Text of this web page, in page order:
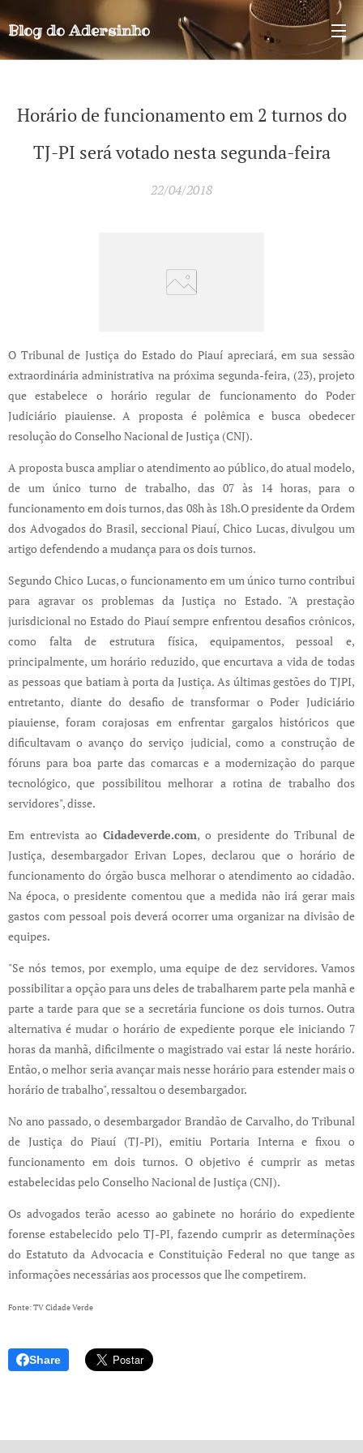
Blog doAdersinho
Horário de funcionamento em 2 turnos do
TJ-PI será votado nesta segunda-feira
22/04/2018
O Tribunal de Justiça do Estado do Piauí apreciará, em sua sessão
extraordinária administrativa na próxima segunda-feira, (23), projeto
que estabelece o horário regular de funcionamento do Poder
Judiciário piauiense. A proposta é polêmica e busca obedecer
resolução do Conselho Nacional de Justiça (CNJ).
A proposta busca ampliar o atendimento ao público, do atual modelo,
de um único turno de trabalho, das 07 às 14 horas, para o
funcionamento em dois turnos, das 08h às 18h.O presidente da Ordem
dos Advogados do Brasil, seccional Piauí, Chico Lucas, divulgou um
artigo defendendo a mudança para os dois turnos.
Segundo Chico Lucas, o funcionamento em um único turno contribui
para agravar os problemas da Justiça no Estado. "A prestação
jurisdicional no Estado do Piauí sempre enfrentou desafios crônicos,
como falta de estrutura física, equipamentos, pessoal e,
principalmente, um horário reduzido, que encurtava a vida de todas
as pessoas que batiam à porta da Justiça. As últimas gestões do TJPI,
entretanto, diante do desafio de transformar o Poder Judiciário
piauiense, foram corajosas em enfrentar gargalos históricos que
dificultavam o avanço do serviço judicial, como a construção de
fóruns para boa parte das comarcas e a modernização do parque
tecnológico, que possibilitou melhorar a rotina de trabalho dos
servidores", disse.
Em entrevista ao Cidadeverde.com, o presidente do Tribunal de
Justiça, desembargador Erivan Lopes, declarou que o horário de
funcionamento do órgão busca melhorar o atendimento ao cidadão.
Na época, o presidente comentou que a medida não irá gerar mais
gastos com pessoal pois deverá ocorrer uma organizar na divisão de
equipes.
"Se nós temos, por exemplo, uma equipe de dez servidores. Vamos
possibilitar a opção para uns deles de trabalharem parte pela manhã e
parte a tarde para que se a secretária funcione os dois turnos. Outra
alternativa é mudar o horário de expediente porque ele iniciando 7
horas da manhã, dificilmente o magistrado vai estar lá neste horário.
Então, o melhor seria avançar mais nesse horário para estender mais o
horário de trabalho", ressaltou o desembargador.
No ano passado, o desembargador Brandão de Carvalho, do Tribunal
de Justiça do Piauí (TJ-PI), emitiu Portaria Interna e fixou o
funcionamento em dois turnos. O objetivo é cumprir as metas
estabelecidas pelo Conselho Nacional de Justiça (CNJ).
Os advogados terão acesso ao gabinete no horário do expediente
forense estabelecido pelo TJ-PI, fazendo cumprir as determinações
do Estatuto da Advocacia e Constituição Federal no que tange as
informações necessárias aos processos que lhe competirem.
Fonte: TV Cidade Verde
Share